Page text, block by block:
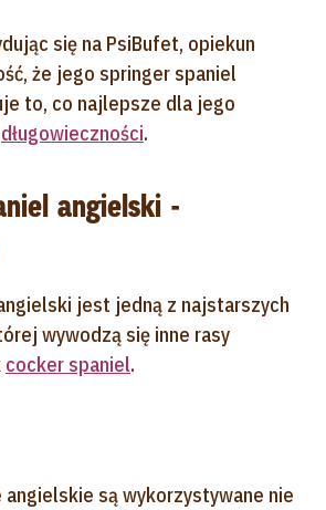
się na PsiBufet, opiekun
że jego springer spaniel
to, co najlepsze dla jego
długowieczności.
angielski -
jest jedną z najstarszych
wywodzą się inne rasy
cocker spaniel.
są wykorzystywane nie